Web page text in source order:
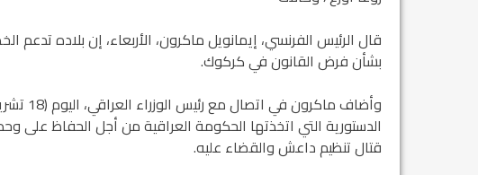
قال الرئيس الفرنسي، إيمانويل ماكرون، الأربعاء، إن بلاده تدعم
بشأن فرض القانون في كركوك.
الدستورية التي اتخذتها الحكومة العراقية من أجل الحفاظ على
قتال تنظيم داعش والقضاء عليه.